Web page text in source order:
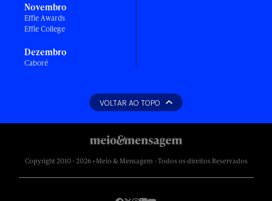
Novembro
Effie Awards
Effie College
Dezembro
Caboré
VOLTAR AO TOPO
Copyright 2010 - 2026 • Meio & Mensagem - Todos os direitos Reservados